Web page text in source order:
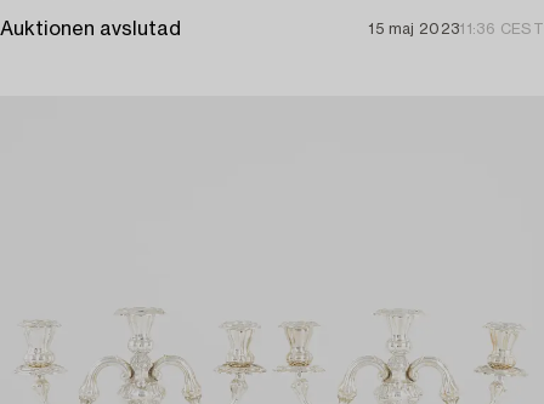
Auktionen avslutad 15 maj 202311:36 CEST